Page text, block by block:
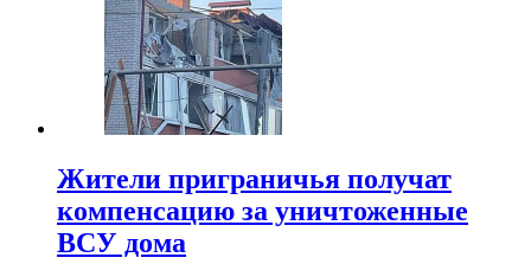
Жители приграничья получат
компенсацию за уничтоженные
ВСУ дома